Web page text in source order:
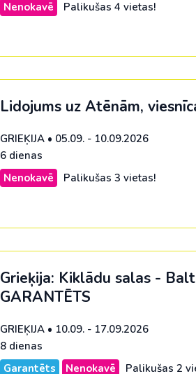
Nenokavē
Palikušas 4 vietas!
Lidojums uz Atēnām,
GRIEĶIJA• 05.09. - 10.09.2026
6 dienas
Nenokavē
Palikušas 3 vietas!
Grieķija: Kiklādu salas -
GARANTĒTS
GRIEĶIJA• 10.09. - 17.09.2026
8 dienas
Garantēts
Nenokavē Palikušas 2